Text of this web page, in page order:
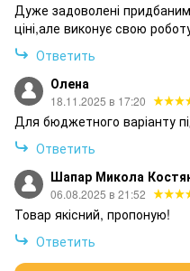
Дуже задоволені
ціні,але виконує свою
Ответить
Олена
18.11.2025 в 17:20
Для бюджетного варіанту
Ответить
Шапар Микола
06.08.2025 в 21:52
Товар якісний, пропоную!
Ответить